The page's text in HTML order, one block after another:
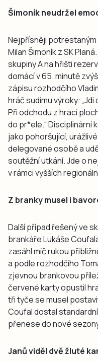
Šimoník neudržel
Nejpřísněji
Milan Šimoník z SK
skupiny A na hřišti
domácí v 65. minutě
zápisu rozhodčího
hráč sudímu výroky:
Při odchodu z hrací
do pr*ele.“ Disciplinární
jako pohoršující,
delegované osobě a
soutěžní utkání. Jde o
v rámci vyšších
Z branky musel i
Další případ řešený ve
brankáře Lukáše
zasáhl míč rukou
a podle rozhodčího
zjevnou brankovou
červené karty opustil
tři tyče se musel
Coufal dostal
přenese do nové
Janů viděl dvě žluté